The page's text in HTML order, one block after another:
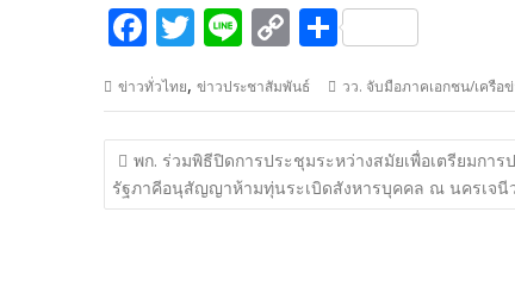
F
ac
e
b
o
o
T
itt
er
Li
e
C
o
p
y
Li
n
S
ar
e
ข่าวทั่วไทย, ข่าวประชาสัมพันธ์ วว. จับมือภาคเอกชน/เครือ
แนะแนว
เรื่อง
พก. ร่วมพิธีปิดการประชุมระหว่างสมัยเพื่อเตรียมการ
รัฐภาคีอนุสัญญาห้ามทุ่นระเบิดสังหารบุคคล ณ นครเจนี